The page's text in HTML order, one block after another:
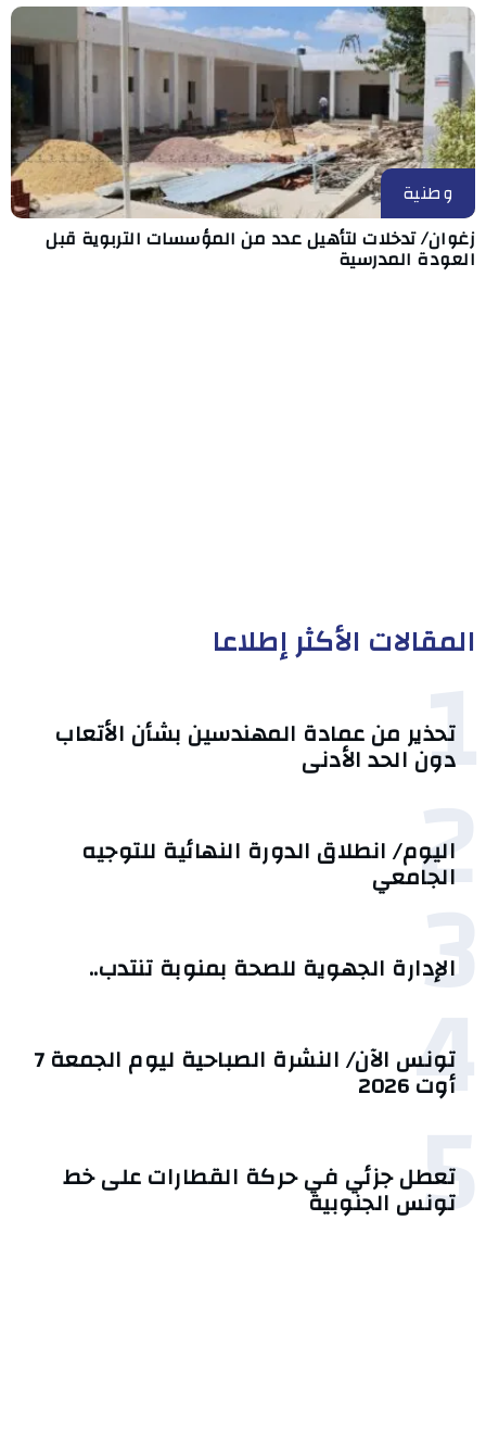
وطنية
زغوان/ تدخلات لتأهيل عدد من المؤسسات التربوية قبل
العودة المدرسية
المقالات الأكثر إطلاعا
1
تحذير من عمادة المهندسين بشأن الأتعاب
دون الحد الأدنى
2
اليوم/ انطلاق الدورة النهائية للتوجيه
الجامعي
3
الإدارة الجهوية للصحة بمنوبة تنتدب..
4 تونس الآن/ النشرة الصباحية ليوم الجمعة 7
أوت 2026
5
تعطل جزئي في حركة القطارات على خط
تونس الجنوبية